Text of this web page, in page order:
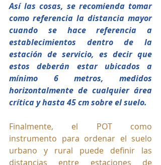
Así las cosas, se recomienda tomar
como referencia la distancia mayor
cuando se hace referencia a
establecimientos dentro de la
estación de servicio, es decir que
estos deberán estar ubicados a
mínimo 6 metros, medidos
horizontalmente de cualquier área
crítica y hasta 45 cm sobre el suelo.
Finalmente, el POT como
instrumento para ordenar el suelo
urbano y rural puede definir las
distancias entre estaciones de